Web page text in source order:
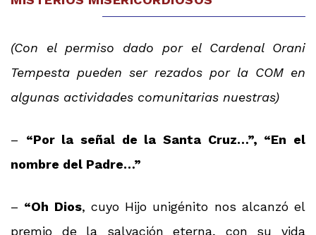
(Con el permiso dado por el Cardenal Orani
Tempesta pueden ser rezados por la COM en
algunas actividades comunitarias nuestras)
– “Por la señal de la Santa Cruz…”, “En el
nombre del Padre…”
– “Oh Dios, cuyo Hijo unigénito nos alcanzó el
premio de la salvación eterna, con su vida